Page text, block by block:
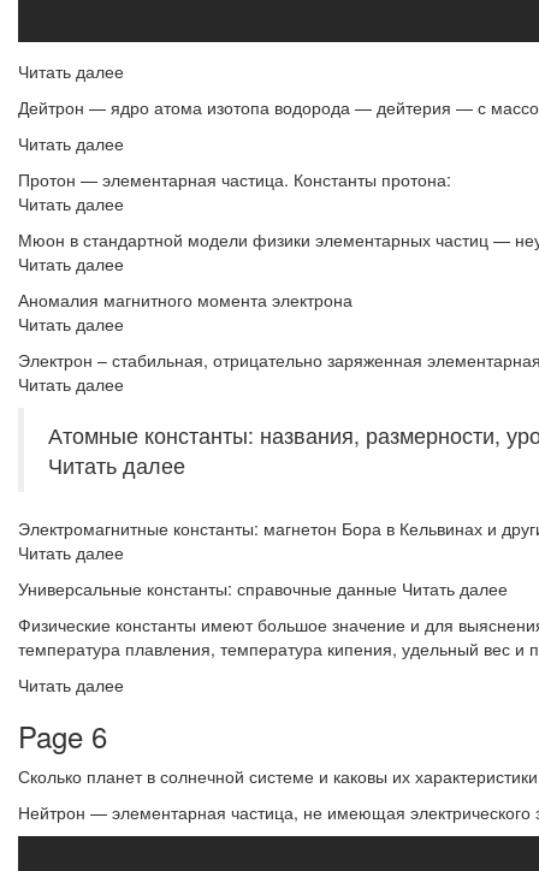
Читать далее
Дейтрон — ядро атома изотопа водорода — дейтерия — с
Читать далее
Протон — элементарная частица. Константы протона:
Читать далее
Мюон в стандартной модели физики элементарных частиц —
Читать далее
Аномалия магнитного момента электрона
Читать далее
Электрон – стабильная, отрицательно заряженная
Читать далее
Атомные константы: названия, размерности,
Читать далее
Электромагнитные константы: магнетон Бора в Кельвинах и
Читать далее
Универсальные константы: справочные данные Читать далее
Физические константы имеют большое значение и для
температура плавления, температура кипения, удельный вес и
Читать далее
Page 6
Сколько планет в солнечной системе и каковы их
Нейтрон — элементарная частица, не имеющая электрического